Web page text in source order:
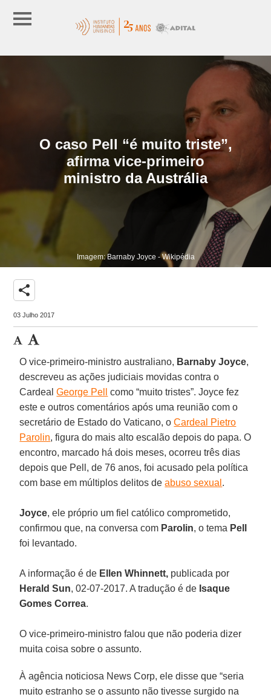
O caso Pell “é muito triste”,
afirma vice-primeiro
ministro da Austrália
Imagem: Barnaby Joyce - Wikipédia
share
03 Julho 2017
O vice-primeiro-ministro australiano, Barnaby Joyce,
descreveu as ações judiciais movidas contra o
CardealGeorge Pell
como “muito tristes”. Joyce fez
este e outros comentários após uma reunião com o
secretário de Estado do Vaticano, oCardeal Pietro
Parolin, figura do mais alto escalão depois do papa. O
encontro, marcado há dois meses, ocorreu três dias
depois que Pell, de 76 anos, foi acusado pela política
com base em múltiplos delitos deabuso sexual .
Joyce, ele próprio um fiel católico comprometido,
confirmou que, na conversa com Parolin, o tema Pell
foi levantado.
A informação é de Ellen Whinnett, publicada por
Herald Sun, 02-07-2017. A tradução é de Isaque
Gomes Correa.
O vice-primeiro-ministro falou que não poderia dizer
muita coisa sobre o assunto.
À agência noticiosa News Corp, ele disse que “seria
muito estranho se o assunto não tivesse surgido na